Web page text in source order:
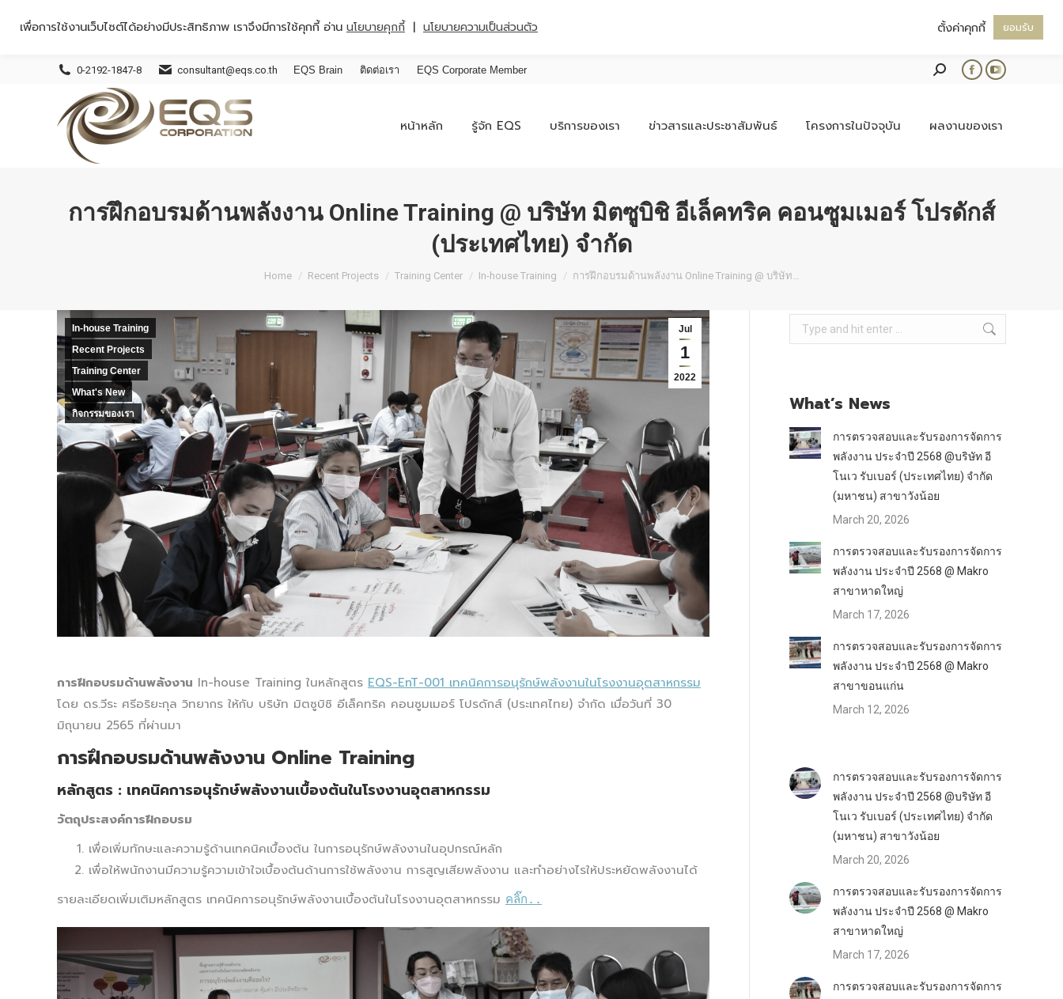
0-2192-1847-8 consultant@eqs.co.th EQS Brain ติดต่อเรา EQS Corporate Member Search:
Facebook
opens
YouTube
opens
หน้าหลัก รู้จัก EQS บริการของเรา ข่าวสารและประชาสัมพันธ์ โครงการในปัจจุบัน ผลงานของเรา
การฝึกอบรมด้านพลังงาน Online Training @ บริษัท มิตซูบิชิ อีเล็คทริค คอนซูมเมอร์ โปรดักส์
(ประเทศไทย) จำกัด
You are here:
Home Recent Projects Training Center In-house Training การฝึกอบรมด้านพลังงาน Online Training @ บริษัท…
Jul
1
2022
In-house Training
Recent Projects
Training Center
What's New
กิจกรรมของเรา
การฝึกอบรมด้านพลังงาน In-house Training ในหลักสูตร EQS-EnT-001 เทคนิคการอนุรักษ์พลังงานในโรงงานอุตสาหกรรม
โดย ดร.วีระ ศรีอริยะกุล วิทยากร ให้กับ บริษัท มิตซูบิชิ อีเล็คทริค คอนซูมเมอร์ โปรดักส์ (ประเทศไทย) จำกัด เมื่อวันที่ 30
มิถุนายน 2565 ที่ผ่านมา
การฝึกอบรมด้านพลังงาน Online Training
หลักสูตร : เทคนิคการอนุรักษ์พลังงานเบื้องต้นในโรงงานอุตสาหกรรม
วัตถุประสงค์การฝึกอบรม
เพื่อเพิ่มทักษะและความรู้ด้านเทคนิคเบื้องต้น ในการอนุรักษ์พลังงานในอุปกรณ์หลัก
เพื่อให้พนักงานมีความรู้ความเข้าใจเบื้องต้นด้านการใช้พลังงาน การสูญเสียพลังงาน และทำอย่างไรให้ประหยัดพลังงานได้
รายละเอียดเพิ่มเติมหลักสูตร เทคนิคการอนุรักษ์พลังงานเบื้องต้นในโรงงานอุตสาหกรรม คลิ๊ก..
Search:
What’s News
การตรวจสอบและรับรองการจัดการ
พลังงาน ประจำปี 2568 @บริษัท อี
โนเว รับเบอร์ (ประเทศไทย) จำกัด
(มหาชน) สาขาวังน้อย
March 20, 2026
การตรวจสอบและรับรองการจัดการ
พลังงาน ประจำปี 2568 @ Makro
สาขาหาดใหญ่
March 17, 2026
การตรวจสอบและรับรองการจัดการ
พลังงาน ประจำปี 2568 @ Makro
สาขาขอนแก่น
March 12, 2026
การตรวจสอบและรับรองการจัดการ
พลังงาน ประจำปี 2568 @บริษัท อี
โนเว รับเบอร์ (ประเทศไทย) จำกัด
(มหาชน) สาขาวังน้อย
March 20, 2026
การตรวจสอบและรับรองการจัดการ
พลังงาน ประจำปี 2568 @ Makro
สาขาหาดใหญ่
March 17, 2026
การตรวจสอบและรับรองการจัดการ
เพื่อการใช้งานเว็บไซต์ได้อย่างมีประสิทธิภาพ เราจึงมีการใช้คุกกี้ อ่าน นโยบายคุกกี้ | นโยบายความเป็นส่วนตัว ตั้งค่าคุกกี้ ยอมรับ